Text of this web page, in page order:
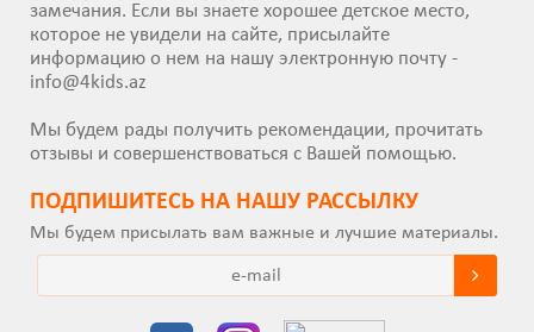
замечания. Если вы знаете хорошее детское место,
которое не увидели на сайте, присылайте
информацию о нем на нашу электронную почту -
info@4kids.az
Мы будем рады получить рекомендации, прочитать
отзывы и совершенствоваться с Вашей помощью.
ПОДПИШИТEСЬ НА НАШУ РАССЫЛКУ
Мы будем присылать вам важные и лучшие материалы.